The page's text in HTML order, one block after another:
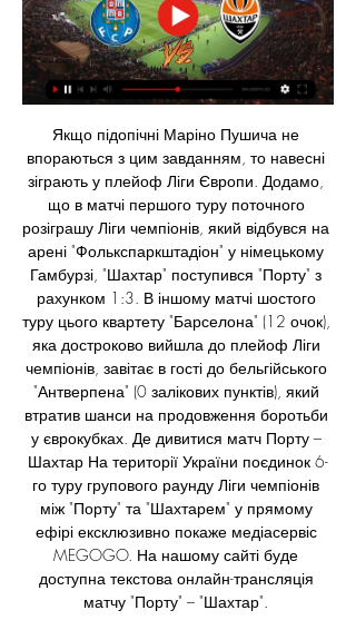
Якщо підопічні Маріно Пушича не
впораються з цим завданням, то навесні
зіграють у плейоф Ліги Європи. Додамо,
що в матчі першого туру поточного
розіграшу Ліги чемпіонів, який відбувся на
арені "Фолькспаркштадіон" у німецькому
Гамбурзі, "Шахтар" поступився "Порту" з
рахунком 1:3. В іншому матчі шостого
туру цього квартету "Барселона" (12 очок),
яка достроково вийшла до плейоф Ліги
чемпіонів, завітає в гості до бельгійського
"Антверпена" (0 залікових пунктів), який
втратив шанси на продовження боротьби
у єврокубках. Де дивитися матч Порту –
Шахтар На території України поєдинок 6-
го туру групового раунду Ліги чемпіонів
між "Порту" та "Шахтарем" у прямому
ефірі ексклюзивно покаже медіасервіс
MEGOGO. На нашому сайті буде
доступна текстова онлайн-трансляція
матчу "Порту" – "Шахтар".